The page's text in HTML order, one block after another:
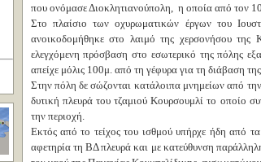
που ονόμασε Διοκλητιανούπολη, η οποία από τον 10
Στο πλαίσιο των οχυρωματικών έργων του
ανοικοδομήθηκε στο λαιμό της χερσονήσου της
ελεγχόμενη πρόσβαση στο εσωτερικό της πόλης
απείχε μόλις 100μ. από τη γέφυρα για τη διάβαση
Στην πόλη δε σώζονται κατάλοιπα μνημείων από
δυτική πλευρά του τζαμιού Κουρσουμλί το οποίο
την περιοχή.
Εκτός από το τείχος του ισθμού υπήρχε ήδη από
αφετηρία τη ΒΔ πλευρά και με κατεύθυνση